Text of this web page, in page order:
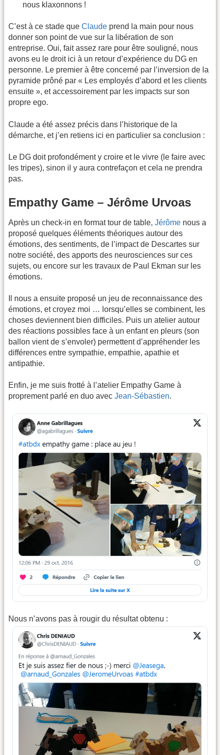
nous klaxonnons !
C’est à ce stade que Claude prend la main pour nous
donner son point de vue sur la libération de son
entreprise. Oui, fait assez rare pour être souligné, nous
avons eu le droit ici à un retour d’expérience du DG en
personne. Le premier à être concerné par l’inversion de la
pyramide prôné par « Les employés d’abord et les clients
ensuite », et accessoirement par les impacts sur son
propre ego.
Claude a été assez précis dans l’historique de la
démarche, et j’en retiens ici en particulier sa conclusion :
Le DG doit profondément y croire et le vivre (le faire avec
les tripes), sinon il y aura contrefaçon et cela ne prendra
pas.
Empathy Game – Jérôme Urvoas
Après un check-in en format tour de table, Jérôme nous a
proposé quelques éléments théoriques autour des
émotions, des sentiments, de l’impact de Descartes sur
notre société, des apports des neurosciences sur ces
sujets, ou encore sur les travaux de Paul Ekman sur les
émotions.
Il nous a ensuite proposé un jeu de reconnaissance des
émotions, et croyez moi … lorsqu’elles se combinent, les
choses deviennent bien difficiles. Puis un atelier autour
des réactions possibles face à un enfant en pleurs (son
ballon vient de s’envoler) permettent d’appréhender les
différences entre sympathie, empathie, apathie et
antipathie.
Enfin, je me suis frotté à l’atelier Empathy Game à
proprement parlé en duo avec Jean-Sébastien.
Nous n’avons pas à rougir du résultat obtenu :